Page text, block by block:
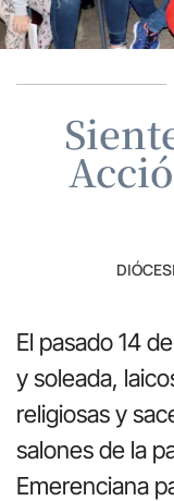
El pasado 14
y soleada,
religiosas y
salones de la
Emerenciana